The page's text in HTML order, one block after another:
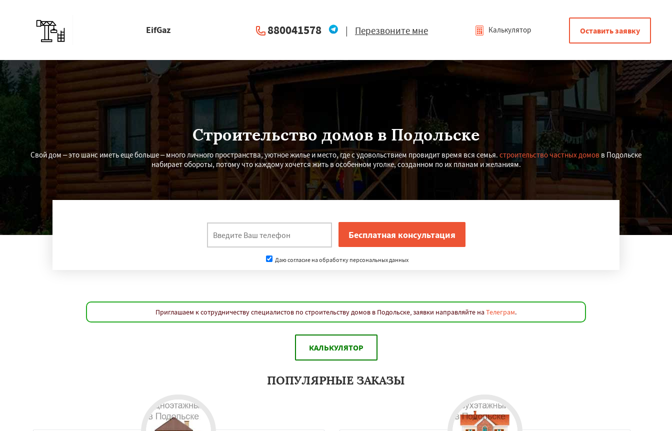
EifGaz 880041578 | Перезвоните мне Калькулятор Оставить заявку
Строительство домов в Подольске
Свой дом – это шанс иметь еще больше – много личного пространства, уютное жилье и место, где с удовольствием провидит время вся семья. строительство частных домов в Подольске
набирает обороты, потому что каждому хочется жить в особенном уголке, созданном по их планам и желаниям.
Даю согласие на обработку персональных данных
Приглашаем к сотрудничеству специалистов по строительству домов в Подольске, заявки направляйте на Телеграм.
КАЛЬКУЛЯТОР
ПОПУЛЯРНЫЕ ЗАКАЗЫ